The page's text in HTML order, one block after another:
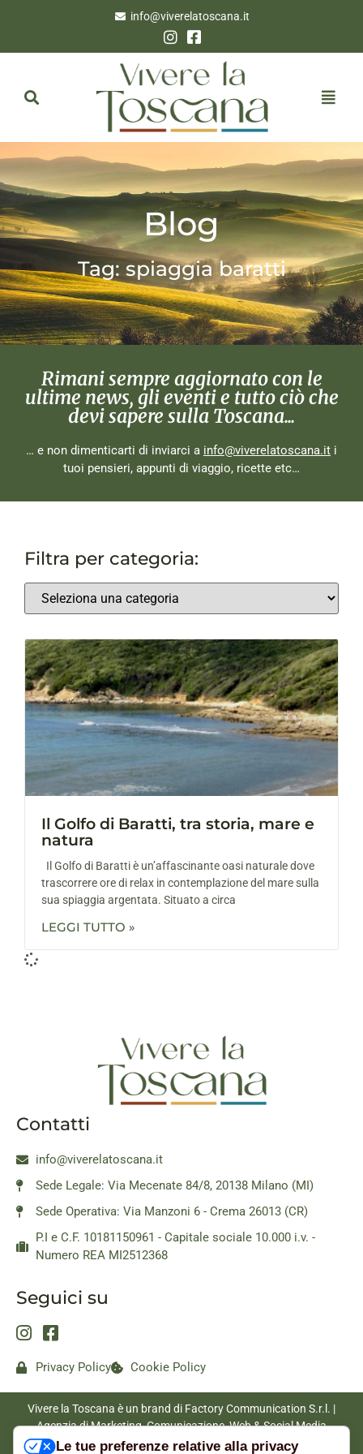
info@viverelatoscana.it
Blog
Tag: spiaggia baratti
Rimani sempre aggiornato con le
ultime news, gli eventi e tutto ciò che
devi sapere sulla Toscana...
… e non dimenticarti di inviarci a info@viverelatoscana.it i
tuoi pensieri, appunti di viaggio, ricette etc…
Filtra per categoria:
Il Golfo di Baratti, tra storia, mare e
natura
Il Golfo di Baratti è un’affascinante oasi naturale dove
trascorrere ore di relax in contemplazione del mare sulla
sua spiaggia argentata. Situato a circa
LEGGI TUTTO »
Contatti
info@viverelatoscana.it
Sede Legale: Via Mecenate 84/8, 20138 Milano (MI)
Sede Operativa: Via Manzoni 6 - Crema 26013 (CR)
P.I e C.F. 10181150961 - Capitale sociale 10.000 i.v. -
Numero REA MI2512368
Seguici su
Privacy Policy Cookie Policy
Vivere la Toscana è un brand di Factory Communication S.r.l. |
Agenzia di Marketing, Comunicazione, Web & Social Media
|www.factorycommunication.it
Le tue preferenze relative alla privacy